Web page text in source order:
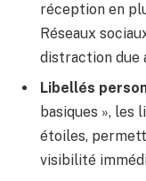
réception en
Réseaux
distraction due
Libellés
basiques », les
étoiles,
visibilité